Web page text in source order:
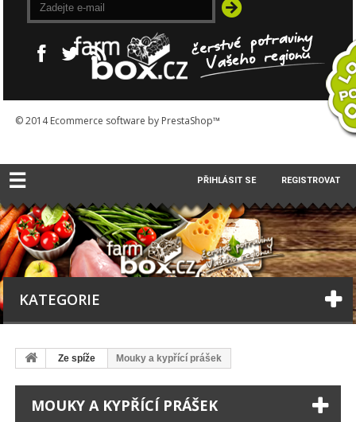
© 2014Ecommerce software by PrestaShop™
☰ PŘIHLÁSIT SE REGISTROVAT
KATEGORIE
Ze spíže Mouky a kypřící prášek
MOUKY A KYPŘÍCÍ PRÁŠEK